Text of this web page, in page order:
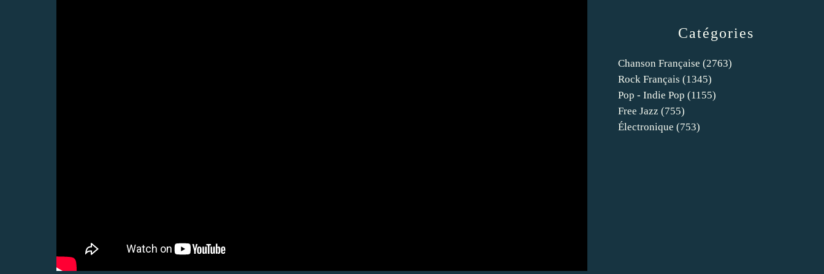
Catégories
Chanson Française (2763)
Rock Français (1345)
Pop - Indie Pop (1155)
Free Jazz (755)
Électronique (753)